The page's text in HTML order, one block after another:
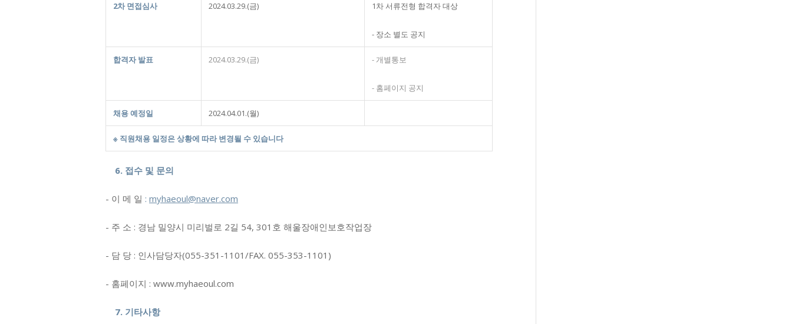
2차 면접심사 2024.03.29.(금) 1차 서류전형 합격자 대상
- 장소 별도 공지
합격자 발표 2024.03.29.(금) - 개별통보
- 홈페이지 공지
채용 예정일 2024.04.01.(월)
※ 직원채용 일정은 상황에 따라 변경될 수 있습니다
6. 접수 및 문의
- 이 메 일 : myhaeoul@naver.com
- 주 소 : 경남 밀양시 미리벌로 2길 54, 301호 해울장애인보호작업장
- 담 당 : 인사담당자(055-351-1101/FAX. 055-353-1101)
- 홈페이지 : www.myhaeoul.com
7. 기타사항